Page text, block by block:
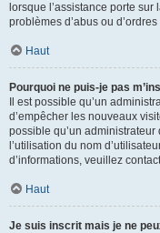
lorsque l’assistance porte
problèmes d’abus ou
Haut
Pourquoi ne puis-je pas
Il est possible qu’un
d’empêcher les nouveaux
possible qu’un
l’utilisation du nom
d’informations, veuillez
Haut
Je suis inscrit mais je ne